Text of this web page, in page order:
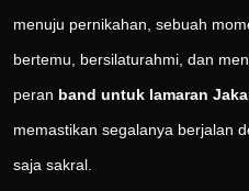
menuju pernikahan, sebuah
bertemu, bersilaturahmi, dan
peran band untuk lamaran
memastikan segalanya berjalan
saja sakral.